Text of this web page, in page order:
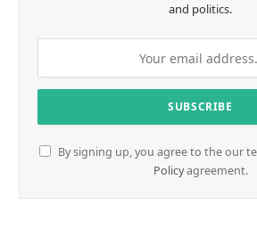
and politics.
By signing up, you agree to the our
Policyagreement.